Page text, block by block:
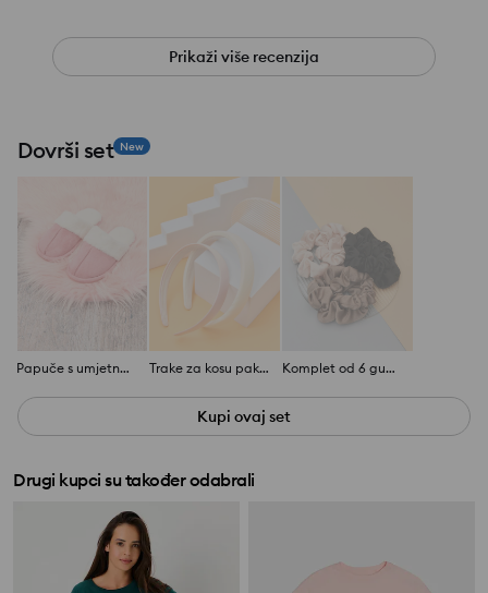
Prikaži više recenzija
Dovrši set New
Papuče s umjetnom kožom Trake za kosu pakiranje od 2 Komplet od 6 gumica za kosu
Kupi ovaj set
Drugi kupci su također odabrali